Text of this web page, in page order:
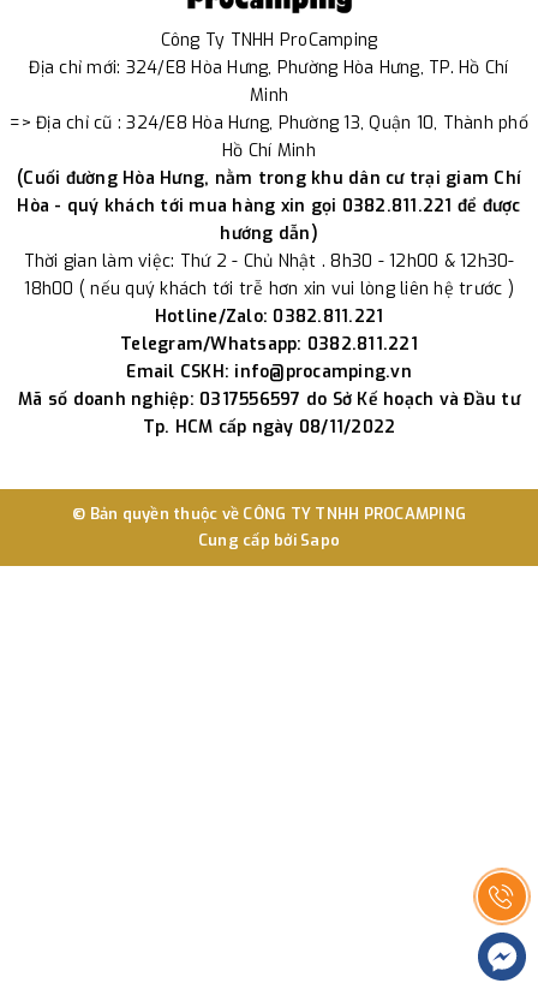
Công Ty TNHH ProCamping
Địa chỉ mới: 324/E8 Hòa Hưng, Phường Hòa Hưng, TP. Hồ Chí
Minh
=> Địa chỉ cũ : 324/E8 Hòa Hưng, Phường 13, Quận 10, Thành phố
Hồ Chí Minh
(Cuối đường Hòa Hưng, nằm trong khu dân cư trại giam Chí
Hòa - quý khách tới mua hàng xin gọi 0382.811.221 để được
hướng dẫn)
Thời gian làm việc: Thứ 2 - Chủ Nhật . 8h30 - 12h00 & 12h30-
18h00 ( nếu quý khách tới trễ hơn xin vui lòng liên hệ trước )
Hotline/Zalo: 0382.811.221
Telegram/Whatsapp: 0382.811.221
Email CSKH: info@procamping.vn
Mã số doanh nghiệp: 0317556597 do Sở Kế hoạch và Đầu tư
Tp. HCM cấp ngày 08/11/2022
© Bản quyền thuộc về CÔNG TY TNHH PROCAMPING
Cung cấp bởi Sapo